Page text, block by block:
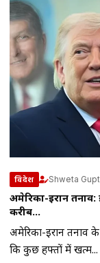
विदेश Shweta
अमेरिका-ईरान
करीब…
अमेरिका-ईरान तनाव
कि कुछ हफ्तों में खत्म...